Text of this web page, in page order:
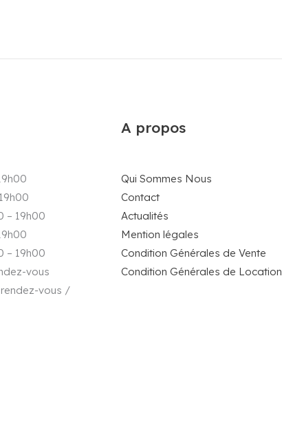
– 19h00
– 19h00
vous
rendez-vous /
A propos
Qui Sommes Nous
Contact
Actualités
Mention légales
Condition Générales de Vente
Condition Générales de Location